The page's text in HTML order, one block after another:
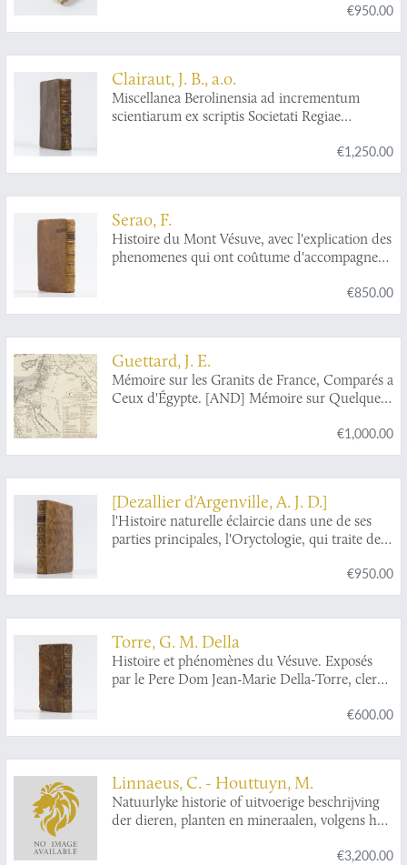
Werth auf das deutlichste gezeignet wird Samt
beygefesten Warnungen sich für derer
Teutsche übersetzt durch Johann Langen.
€950.00
Clairaut, J. B., a.o.
Miscellanea Berolinensia ad incrementum
scientiarum ex scriptis Societati Regiae
materiarum.
€1,250.00
Serao, F.
Histoire du Mont Vésuve, avec l'explication des
phenomenes qui ont coûtume d'accompagner
traduit de l'Italien de l'Académie des Sciences
de Naples. Par M. Duperron de Castera.
€850.00
Guettard, J. E.
Mémoire sur les Granits de France, Comparés a
Ceux d'Égypte. [AND] Mémoire sur Quelques
l'Academie Royale des sciences, Année
MDCCLI [1751], avec les mémoires de
€1,000.00
[Dezallier d'Argenville, A. J. D.]
l'Histoire naturelle éclaircie dans une de ses
parties principales, l'Oryctologie, qui traite des
et autres fossiles. Ouvrage dans lequel on
trouve une nouvelle méthode Latine &
matières.
€950.00
Torre, G. M. Della
Histoire et phénomènes du Vésuve. Exposés
par le Pere Dom Jean-Marie Della-Torre, clerc
correspondant de l'Académie Royale des
€600.00
Linnaeus, C. - Houttuyn, M.
Natuurlyke historie of uitvoerige beschrijving
der dieren, planten en mineraalen, volgens het
€3,200.00